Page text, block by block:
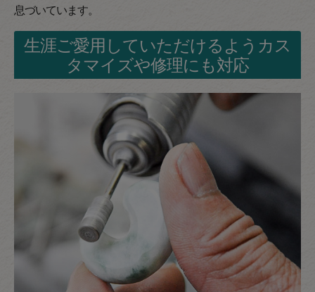
息づいています。
生涯ご愛用していただけるようカス
タマイズや修理にも対応